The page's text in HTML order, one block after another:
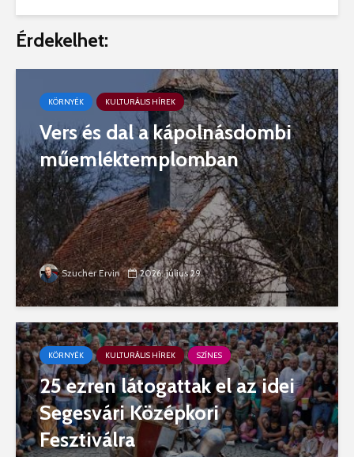
Érdekelhet:
KÖRNYÉK KULTURÁLIS HÍREK
Vers és dal a kápolnásdombi
műemléktemplomban
Szucher Ervin 2026. július 29.
KÖRNYÉK KULTURÁLIS HÍREK SZÍNES
25 ezren látogattak el az idei
Segesvári Középkori
Fesztiválra